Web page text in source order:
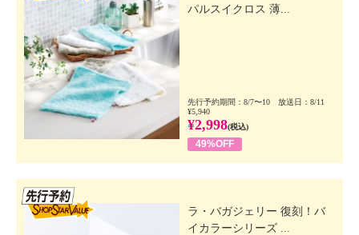
パルスイクロス 薄...
先行予約期間：8/7〜10 放送日：8/11
¥5,940
¥2,998(税込)
49%OFF
ラ・バガジェリー 復刻！バ
イカラーシリーズ ...